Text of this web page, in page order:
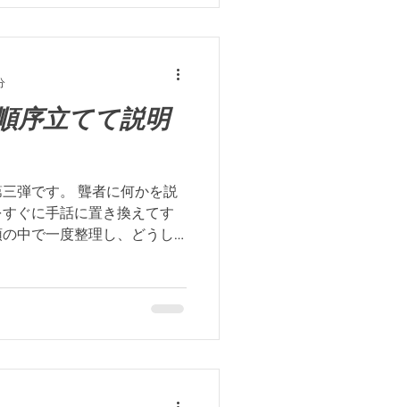
序立てて説明
弾です。 聾者に何かを説
ぐに手話に置き換えてす
中で一度整理し、どうし